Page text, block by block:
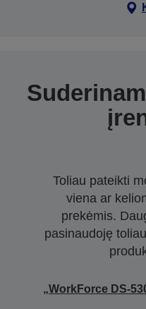
Toliau pateikti
viena ar
prekėmis.
pasinaudoję
„WorkForce DS-